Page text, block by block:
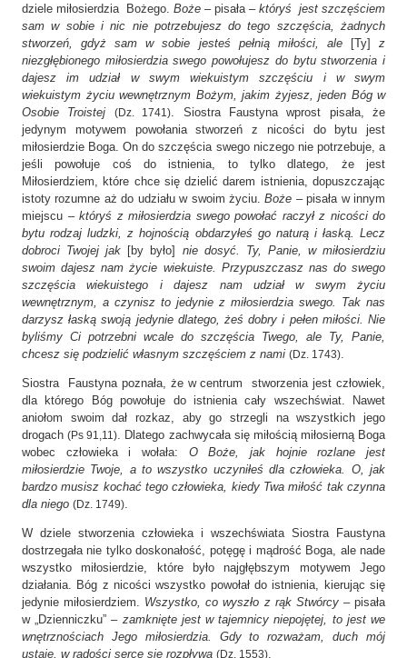
dziele miłosierdzia Bożego. Boże – pisała – któryś jest szczęściem
sam w sobie i nic nie potrzebujesz do tego szczęścia, żadnych
stworzeń, gdyż sam w sobie jesteś pełnią miłości, ale[Ty]z
niezgłębionego miłosierdzia swego powołujesz do bytu stworzenia i
dajesz im udział w swym wiekuistym szczęściu i w swym
wiekuistym życiu wewnętrznym Bożym, jakim żyjesz, jeden Bóg w
Osobie Troistej
(Dz. 1741) . Siostra Faustyna wprost pisała, że
jedynym motywem powołania stworzeń z nicości do bytu jest
miłosierdzie Boga. On do szczęścia swego niczego nie potrzebuje, a
jeśli powołuje coś do istnienia, to tylko dlatego, że jest
Miłosierdziem, które chce się dzielić darem istnienia, dopuszczając
istoty rozumne aż do udziału w swoim życiu.Boże – pisała w innym
miejscu – któryś z miłosierdzia swego powołać raczył z nicości do
bytu rodzaj ludzki, z hojnością obdarzyłeś go naturą i łaską. Lecz
dobroci Twojej jak [by było] nie dosyć. Ty, Panie, w miłosierdziu
swoim dajesz nam życie wiekuiste. Przypuszczasz nas do swego
szczęścia wiekuistego i dajesz nam udział w swym życiu
wewnętrznym, a czynisz to jedynie z miłosierdzia swego. Tak nas
darzysz łaską swoją jedynie dlatego, żeś dobry i pełen miłości. Nie
byliśmy Ci potrzebni wcale do szczęścia Twego, ale Ty, Panie,
chcesz się podzielić własnym szczęściem z nami (Dz. 1743)
Siostra Faustyna poznała, że w centrum stworzenia jest człowiek,
dla którego Bóg powołuje do istnienia cały wszechświat. Nawet
aniołom swoim dał rozkaz, aby go strzegli na wszystkich jego
drogach(Ps 91,11) . Dlatego zachwycała się miłością miłosierną Boga
wobec człowieka i wołała: O Boże, jak hojnie rozlane jest
miłosierdzie Twoje, a to wszystko uczyniłeś dla człowieka. O, jak
bardzo musisz kochać tego człowieka, kiedy Twa miłość tak czynna
dla niego (Dz. 1749)
W dziele stworzenia człowieka i wszechświata Siostra Faustyna
dostrzegała nie tylko doskonałość, potęgę i mądrość Boga, ale nade
wszystko miłosierdzie, które było najgłębszym motywem Jego
działania. Bóg z nicości wszystko powołał do istnienia, kierując się
jedynie miłosierdziem. Wszystko, co wyszło z rąk Stwórcy– pisała
w „Dzienniczku” – zamknięte jest w tajemnicy niepojętej, to jest we
wnętrznościach Jego miłosierdzia. Gdy to rozważam, duch mój
ustaje, w radości serce się rozpływa (Dz. 1553)